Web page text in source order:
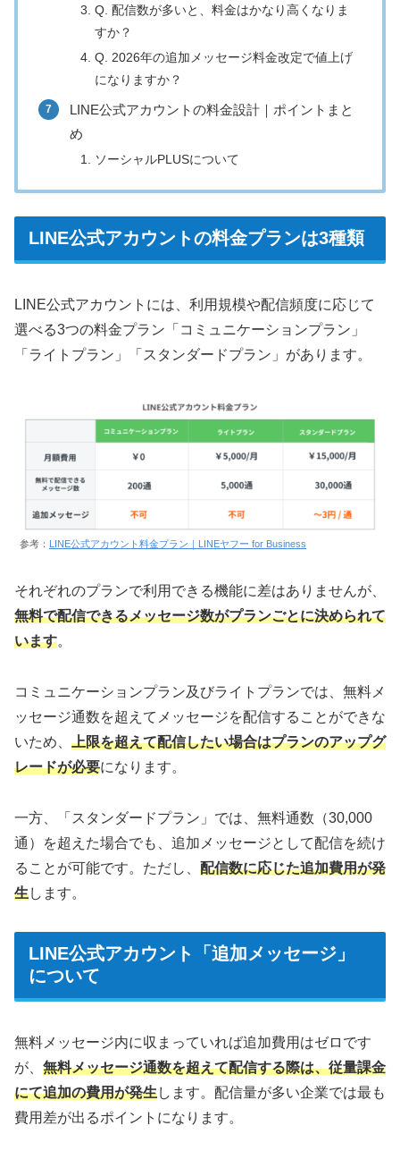
Q. 配信数が多いと、料金はかなり高くなりま
すか？
Q. 2026年の追加メッセージ料金改定で値上げ
になりますか？
LINE公式アカウントの料金設計｜ポイントまと
め
ソーシャルPLUSについて
LINE公式アカウントの料金プランは3種類
LINE公式アカウントには、利用規模や配信頻度に応じて
選べる3つの料金プラン「コミュニケーションプラン」
「ライトプラン」「スタンダードプラン」があります。
参考： LINE公式アカウント料金プラン｜LINEヤフー for Business
それぞれのプランで利用できる機能に差はありませんが、
無料で配信できるメッセージ数がプランごとに決められて
います。
コミュニケーションプラン及びライトプランでは、無料メ
ッセージ通数を超えてメッセージを配信することができな
いため、 上限を超えて配信したい場合はプランのアップグ
レードが必要になります。
一方、「スタンダードプラン」では、無料通数（30,000
通）を超えた場合でも、追加メッセージとして配信を続け
ることが可能です。ただし、 配信数に応じた追加費用が発
生します。
LINE公式アカウント「追加メッセージ」
について
無料メッセージ内に収まっていれば追加費用はゼロです
が、 無料メッセージ通数を超えて配信する際は、従量課金
にて追加の費用が発生します。配信量が多い企業では最も
費用差が出るポイントになります。